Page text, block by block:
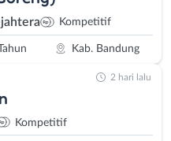
Kompetitif
Kab. Bandung
Kompetitif
2 hari lalu